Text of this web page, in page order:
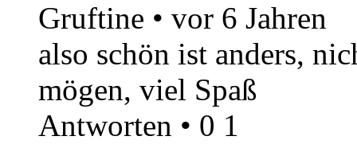
Gruftine • vor 6 Jahren
also schön ist anders,
mögen, viel Spaß
Antworten • 0 1